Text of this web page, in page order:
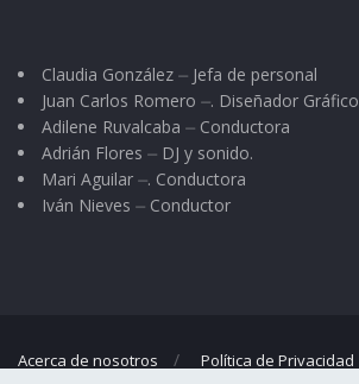
Claudia González ⏤ Jefa de personal
Juan Carlos Romero ⏤. Diseñador Gráfico
Adilene Ruvalcaba ⏤ Conductora
Adrián Flores ⏤ DJ y sonido.
Mari Aguilar ⏤. Conductora
Iván Nieves ⏤ Conductor
Acerca de nosotros Política de Privacidad